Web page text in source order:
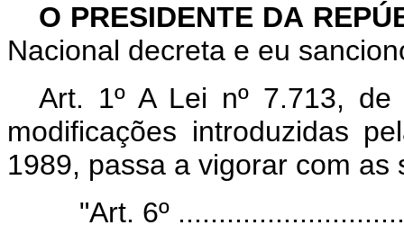
O PRESIDENTE DA
Nacional decreta e eu
Art. 1º A Lei nº 7.713,
modificações introduzidas
1989, passa a vigorar com as
"Art. 6º